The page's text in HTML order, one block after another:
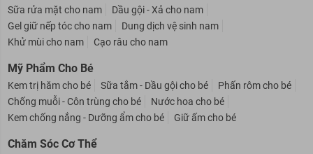
Sữa rửa mặt cho nam
Dầu gội - Xả cho nam
Gel giữ nếp tóc cho nam
Dung dịch vệ sinh nam
Khử mùi cho nam
Cạo râu cho nam
Mỹ Phẩm Cho Bé
Kem trị hăm cho bé Sữa tắm - Dầu gội cho bé
Phấn rôm cho bé
Chống muỗi - Côn trùng cho bé
Nước hoa cho bé
Kem chống nắng - Dưỡng ẩm cho bé
Giữ ấm cho bé
Chăm Sóc Cơ Thể